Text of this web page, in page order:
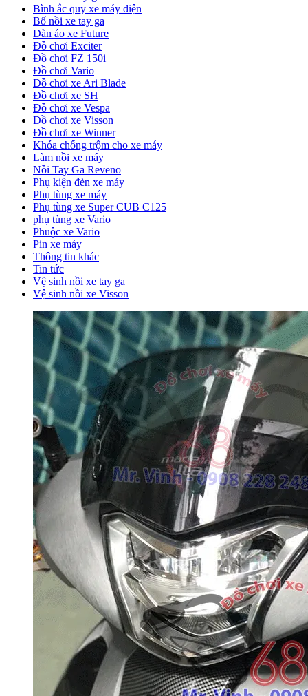
Bình ắc quy xe máy điện
Bố nồi xe tay ga
Dàn áo xe Future
Đồ chơi Exciter
Đồ chơi FZ 150i
Đồ chơi Vario
Đồ chơi xe Ari Blade
Đồ chơi xe SH
Đồ chơi xe Vespa
Đồ chơi xe Visson
Đồ chơi xe Winner
Khóa chống trộm cho xe máy
Làm nồi xe máy
Nồi Tay Ga Reveno
Phụ kiện đèn xe máy
Phụ tùng xe máy
Phụ tùng xe Super CUB C125
phụ tùng xe Vario
Phuộc xe Vario
Pin xe máy
Thông tin khác
Tin tức
Vệ sinh nồi xe tay ga
Vệ sinh nồi xe Visson